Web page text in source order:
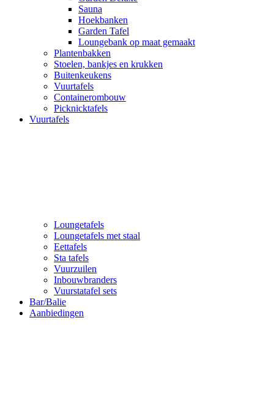
Sauna
Hoekbanken
Garden Tafel
Loungebank op maat gemaakt
Plantenbakken
Stoelen, bankjes en krukken
Buitenkeukens
Vuurtafels
Containerombouw
Picknicktafels
Vuurtafels
Loungetafels
Loungetafels met staal
Eettafels
Sta tafels
Vuurzuilen
Inbouwbranders
Vuurstatafel sets
Bar/Balie
Aanbiedingen